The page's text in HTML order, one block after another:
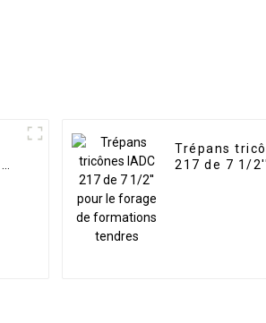
Trépans
217 de 7 1/